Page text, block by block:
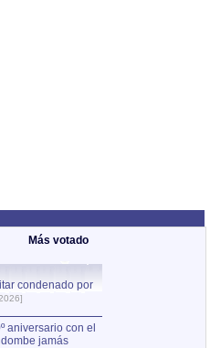
Más votado
condenado por
aniversario con el
jamás